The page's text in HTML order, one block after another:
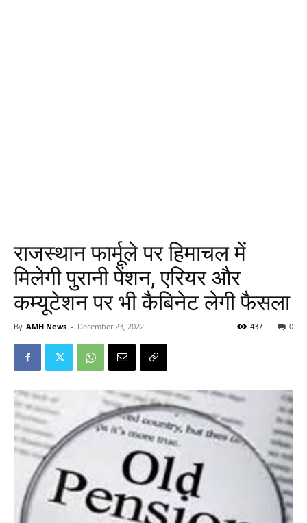
राजस्थान फार्मूले पर हिमाचल में
मिलेगी पुरानी पेंशन, एरियर और
कम्यूटेशन पर भी कैबिनेट लेगी फैसला
By AMH News - December 23, 2022 0
437